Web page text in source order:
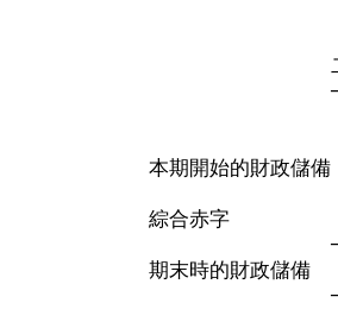
截至
六月
二零零九
港幣百
本期開始的財政
綜合赤字
期末時的財政